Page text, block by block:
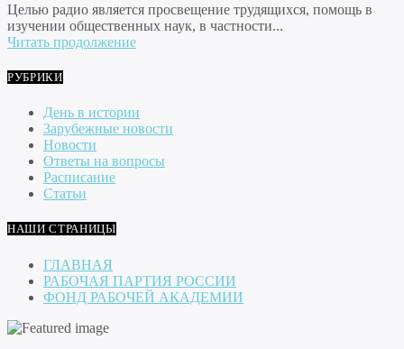
Целью радио является просвещение трудящихся, помощь в
изучении общественных наук, в частности...
Читать продолжение
РУБРИКИ
День в истории
Зарубежные новости
Новости
Ответы на вопросы
Расписание
Статьи
НАШИ СТРАНИЦЫ
ГЛАВНАЯ
РАБОЧАЯ ПАРТИЯ РОССИИ
ФОНД РАБОЧЕЙ АКАДЕМИИ